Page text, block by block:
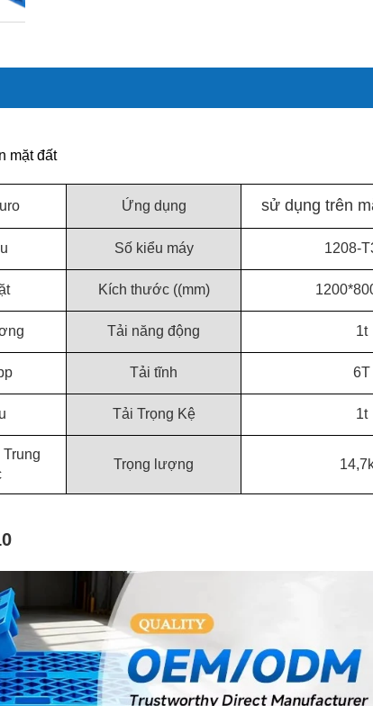
mặt đất
Ứng dụng sử dụng trên
Số kiểu máy 1208-
Kích thước ((mm)
Tải năng động 1t
Tải tĩnh 6T
Tải Trọng Kệ 1t
Trọng lượng